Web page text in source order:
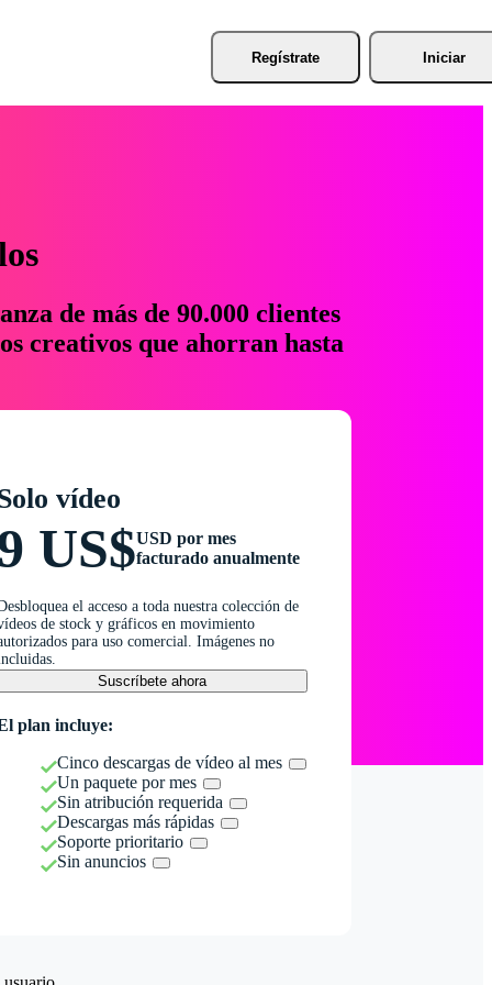
Regístrate Iniciar
de más de 90.000 clientes
creativos que ahorran hasta
vídeo
US$USD por mes
facturado anualmente
el acceso a toda nuestra colección de
de stock y gráficos en movimiento
para uso comercial. Imágenes no
Suscríbete ahora
plan incluye:
Cinco descargas de vídeo al mes
Un paquete por mes
Sin atribución requerida
Descargas más rápidas
Soporte prioritario
Sin anuncios